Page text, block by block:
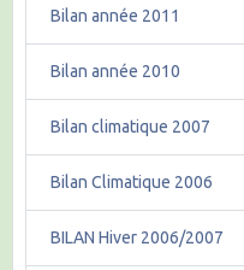
Bilan année 2011
Bilan année 2010
Bilan climatique 2007
Bilan Climatique 2006
BILAN Hiver 2006/2007